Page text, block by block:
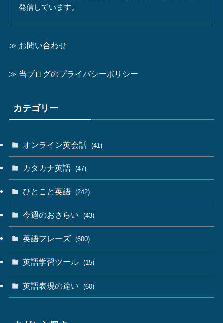
発信しています。
≫ お問い合わせ
≫ 当ブログのプライバシーポリシー
カテゴリー
オンライン英会話 (41)
カタカナ英語 (47)
ひとこと英語 (242)
今週のおさらい (43)
英語フレーズ (600)
英語学習ツール (15)
英語表現の違い (60)